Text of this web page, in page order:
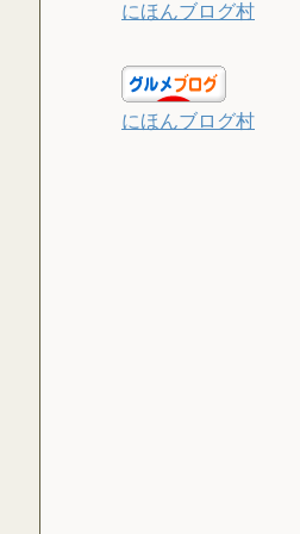
にほんブログ村
にほんブログ村